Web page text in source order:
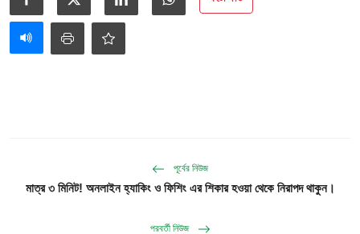
পূর্বের নিউজ
মাত্র ৩ মিনিট! অনলাইন হ্যাকিং ও ফিশিং এর শিকার হওয়া থেকে নিরাপদ থাকুন।
পরবর্তী নিউজ